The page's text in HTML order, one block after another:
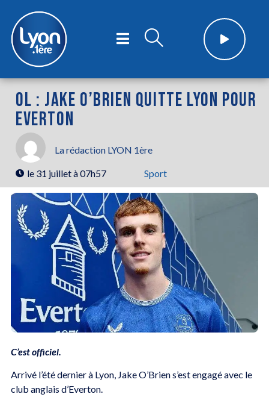
OL : JAKE O’BRIEN QUITTE LYON POUR
EVERTON
La rédaction LYON 1ère
le 31 juillet à 07h57 Sport
C’est officiel.
Arrivé l’été dernier à Lyon, Jake O’Brien s’est engagé avec le
club anglais d’Everton.